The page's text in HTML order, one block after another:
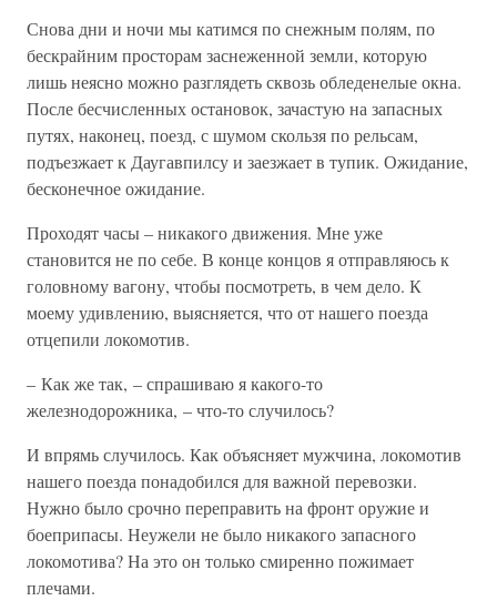
Снова дни и ночи мы катимся по снежным полям, по
бескрайним просторам заснеженной земли, которую
лишь неясно можно разглядеть сквозь обледенелые окна.
После бесчисленных остановок, зачастую на запасных
путях, наконец, поезд, с шумом скользя по рельсам,
подъезжает к Даугавпилсу и заезжает в тупик. Ожидание,
бесконечное ожидание.
Проходят часы – никакого движения. Мне уже
становится не по себе. В конце концов я отправляюсь к
головному вагону, чтобы посмотреть, в чем дело. К
моему удивлению, выясняется, что от нашего поезда
отцепили локомотив.
– Как же так, – спрашиваю я какого-то
железнодорожника, – что-то случилось?
И впрямь случилось. Как объясняет мужчина, локомотив
нашего поезда понадобился для важной перевозки.
Нужно было срочно переправить на фронт оружие и
боеприпасы. Неужели не было никакого запасного
локомотива? На это он только смиренно пожимает
плечами.